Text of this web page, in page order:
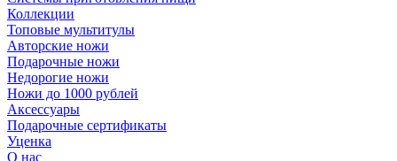
Коллекции
Топовые мультитулы
Авторские ножи
Подарочные ножи
Недорогие ножи
Ножи до 1000 рублей
Аксессуары
Подарочные сертификаты
Уценка
О нас